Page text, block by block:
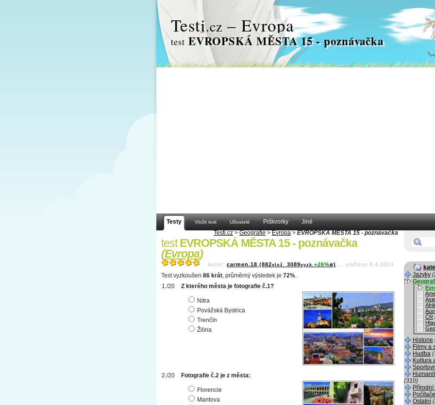
Testi.cz – Evropa
test EVROPSKÁ MĚSTA 15 - poznávačka
Testy Vložit test Uživatelé Piškvorky
Jiné
Testi.cz > Geografie > Evropa > EVROPSKÁ MĚSTA 15 - poznávačka
testEVROPSKÁ MĚSTA 15 - poznávačka
(Evropa)
Autor: carmen.18 (882vlož. 3089vyzk. +26%ø) vloženo 8.4.2024
Test vyzkoušen 86 krát, průměrný výsledek je 72%.
Z kterého města je fotografie č.1?
Nitra
Povážská Bystrica
Trenčín
Žilina
Fotografie č.2 je z města:
Florencie
Mantova
Jazyky
Asie
ČR
Historie
Filmy a
Hudba
Kultura
(310)
Přírodní
Ostatní